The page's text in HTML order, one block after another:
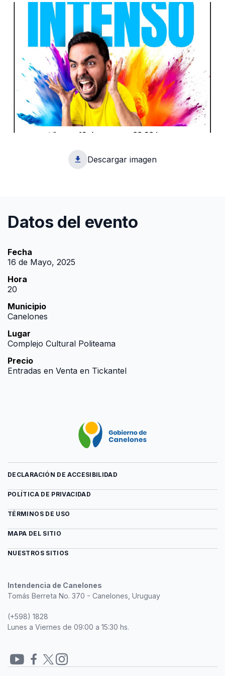
Descargar imagen
1
Datos del evento
Fecha
16 de Mayo, 2025
Hora
20
Municipio
Canelones
Lugar
Complejo Cultural Politeama
Precio
Entradas en Venta en Tickantel
Intendencia de Canelones
Tomás Berreta No. 370 - Canelones, Uruguay
(+598) 1828
Lunes a Viernes de 09:00 a 15:30 hs.
DECLARACIÓN DE ACCESIBILIDAD
POLÍTICA DE PRIVACIDAD
TÉRMINOS DE USO
MAPA DEL SITIO
NUESTROS SITIOS